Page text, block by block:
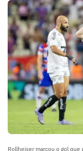
Rollheiser marcou o gol que